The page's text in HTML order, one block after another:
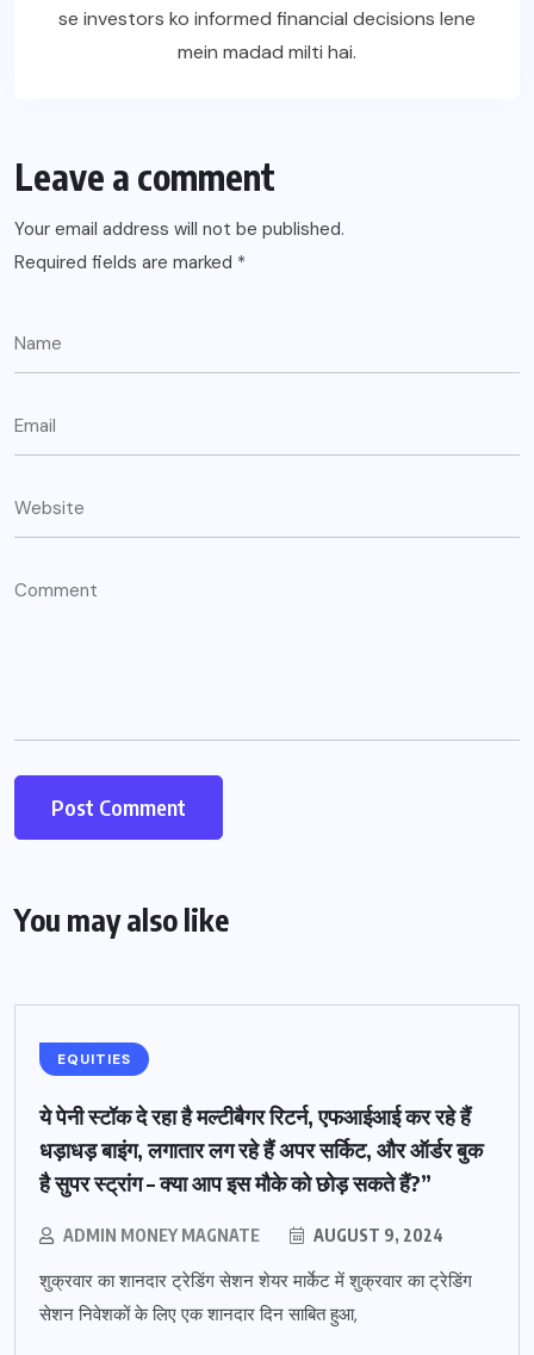
se investors ko informed financial decisions lene
mein madad milti hai.
Leave a comment
Your email address will not be published.
Required fields are marked *
You may also like
EQUITIES
ये पेनी स्टॉक दे रहा है मल्टीबैगर रिटर्न, एफआईआई कर रहे हैं
धड़ाधड़ बाइंग, लगातार लग रहे हैं अपर सर्किट, और ऑर्डर बुक
है सुपर स्ट्रांग – क्या आप इस मौके को छोड़ सकते हैं?”
ADMIN MONEY MAGNATE AUGUST 9, 2024
शुक्रवार का शानदार ट्रेडिंग सेशन शेयर मार्केट में शुक्रवार का ट्रेडिंग
सेशन निवेशकों के लिए एक शानदार दिन साबित हुआ,